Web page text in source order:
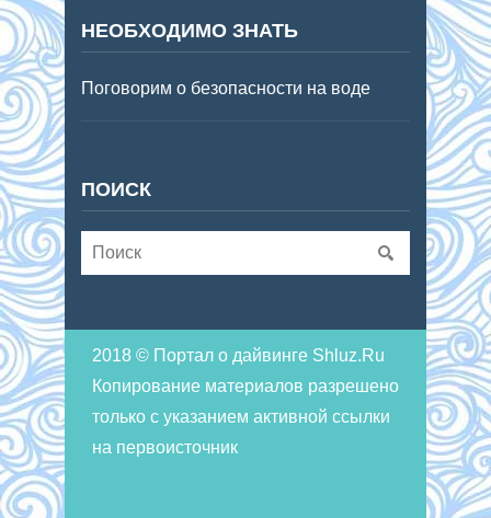
НЕОБХОДИМО ЗНАТЬ
Поговорим о безопасности на воде
ПОИСК
2018 © Портал о дайвинге Shluz.Ru
Копирование материалов разрешено
только с указанием активной ссылки
на первоисточник